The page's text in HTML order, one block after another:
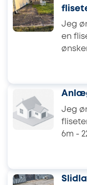
Jeg
en
Jeg
6m -